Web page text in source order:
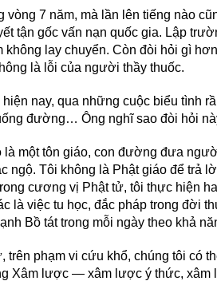
vòng 7 năm, mà lần lên tiếng nào
tận gốc vấn nạn quốc gia. Lập
không lay chuyển. Còn đòi hỏi gì
là lỗi của người thầy thuốc.
hiện nay, qua những cuộc biểu tình
đường… Ông nghĩ sao đòi hỏi
là một tôn giáo, con đường đưa
ngộ. Tôi không là Phật giáo để trả
cương vị Phật tử, tôi thực hiện
là việc tu học, đắc pháp trong đời
Bồ tát trong mỗi ngày theo khả
trên phạm vi cứu khổ, chúng tôi có
Xâm lược — xâm lược ý thức, xâm